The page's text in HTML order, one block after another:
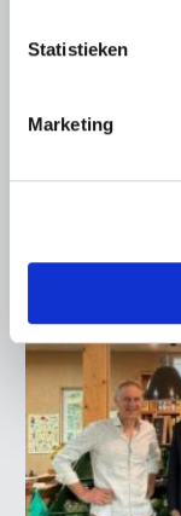
Statistieken
Marketing
LTO Nederland
Vries in It